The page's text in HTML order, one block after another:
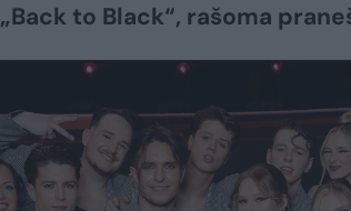
„Back to Black“, rašoma